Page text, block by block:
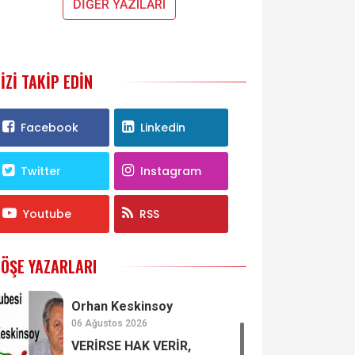
DİĞER YAZILARI
TAKIP EDIN
Facebook Linkedin
Twitter Instagram
Youtube RSS
YAZARLARI
Orhan Keskinsoy
06 Ağustos 2026
VERİRSE HAK VERİR,